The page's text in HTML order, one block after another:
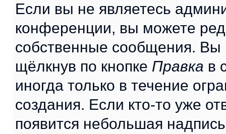
Если вы не являетесь
конференции, вы можете
собственные сообщения. Вы
щёлкнув по кнопке Правка в
иногда только в течение
создания. Если кто-то уже
появится небольшая